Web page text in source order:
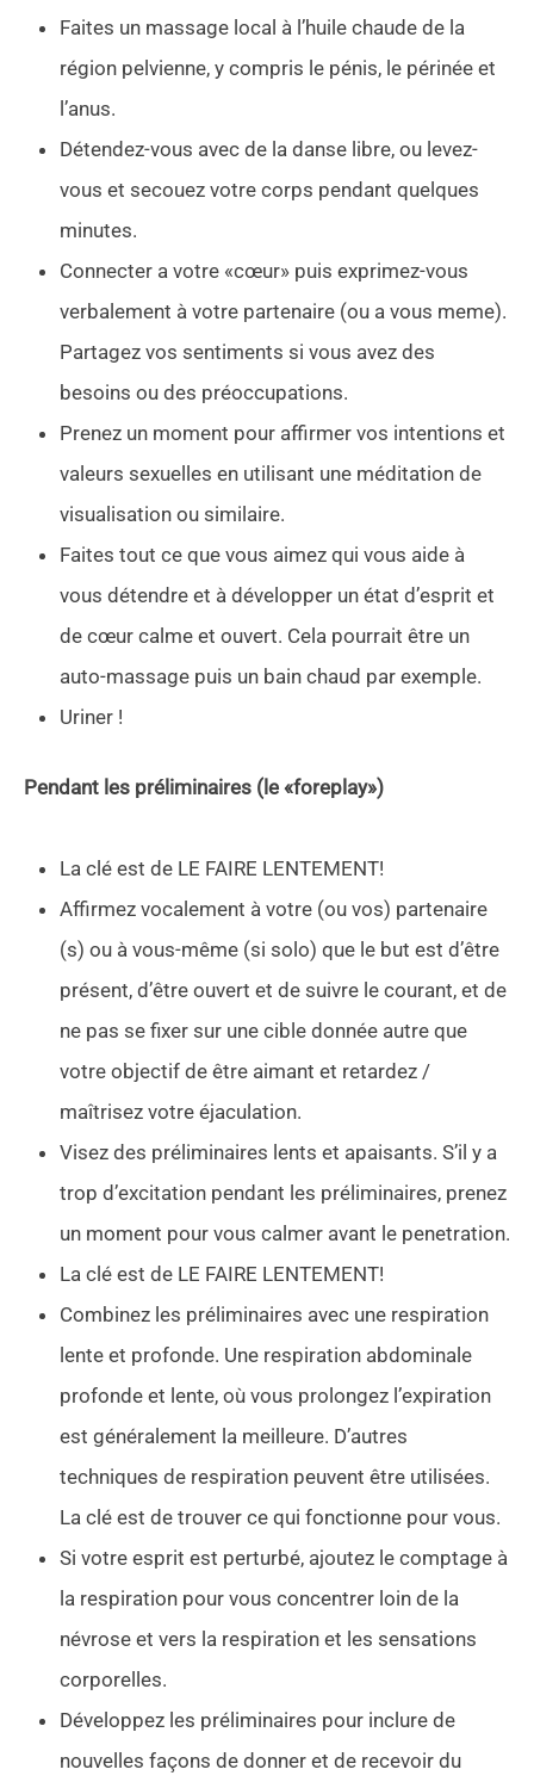
Faites un massage local à l’huile chaude de la
région pelvienne, y compris le pénis, le périnée et
l’anus.
Détendez-vous avec de la danse libre, ou levez-
vous et secouez votre corps pendant quelques
minutes.
Connecter a votre «cœur» puis exprimez-vous
verbalement à votre partenaire (ou a vous meme).
Partagez vos sentiments si vous avez des
besoins ou des préoccupations.
Prenez un moment pour affirmer vos intentions et
valeurs sexuelles en utilisant une méditation de
visualisation ou similaire.
Faites tout ce que vous aimez qui vous aide à
vous détendre et à développer un état d’esprit et
de cœur calme et ouvert. Cela pourrait être un
auto-massage puis un bain chaud par exemple.
Uriner !
Pendant les préliminaires (le «foreplay»)
La clé est de LE FAIRE LENTEMENT!
Affirmez vocalement à votre (ou vos) partenaire
(s) ou à vous-même (si solo) que le but est d’être
présent, d’être ouvert et de suivre le courant, et de
ne pas se fixer sur une cible donnée autre que
votre objectif de être aimant et retardez /
maîtrisez votre éjaculation.
Visez des préliminaires lents et apaisants. S’il y a
trop d’excitation pendant les préliminaires, prenez
un moment pour vous calmer avant le penetration.
La clé est de LE FAIRE LENTEMENT!
Combinez les préliminaires avec une respiration
lente et profonde. Une respiration abdominale
profonde et lente, où vous prolongez l’expiration
est généralement la meilleure. D’autres
techniques de respiration peuvent être utilisées.
La clé est de trouver ce qui fonctionne pour vous.
Si votre esprit est perturbé, ajoutez le comptage à
la respiration pour vous concentrer loin de la
névrose et vers la respiration et les sensations
corporelles.
Développez les préliminaires pour inclure de
nouvelles façons de donner et de recevoir du